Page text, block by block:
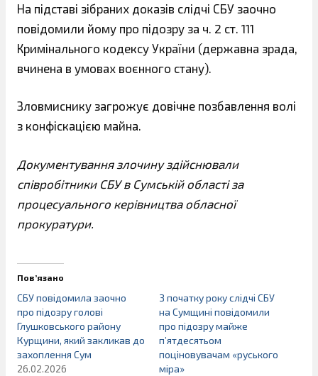
На підставі зібраних доказів слідчі СБУ заочно
повідомили йому про підозру за ч. 2 ст. 111
Кримінального кодексу України (державна зрада,
вчинена в умовах воєнного стану).
Зловмиснику загрожує довічне позбавлення волі
з конфіскацією майна.
Документування злочину здійснювали
співробітники СБУ в Сумській області за
процесуального керівництва обласної
прокуратури.
Пов’язано
СБУ повідомила заочно
про підозру голові
Глушковського району
Курщини, який закликав до
захоплення Сум
26.02.2026
З початку року слідчі СБУ
на Сумщині повідомили
про підозру майже
п’ятдесятьом
поціновувачам «руського
міра»